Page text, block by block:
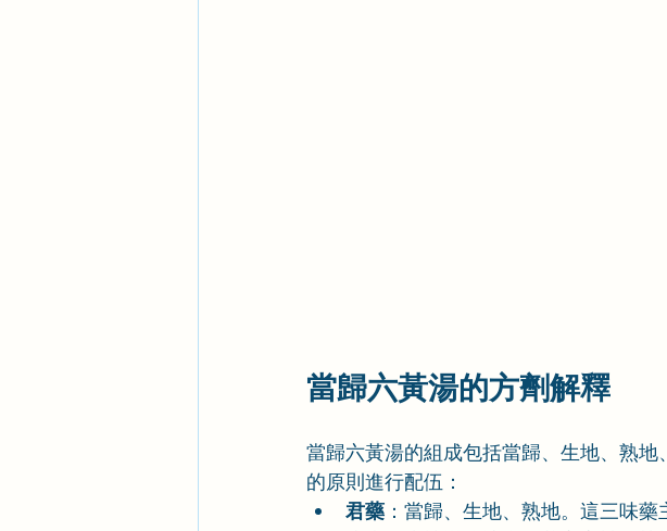
當歸六黃湯的方劑解釋
當歸六黃湯的組成包括當歸、生地、熟
的原則進行配伍：
君藥 ：當歸、生地、熟地。這三味